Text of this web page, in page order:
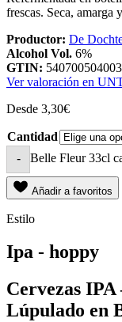
frescas. Seca, amarga
Productor: De
Alcohol Vol. 6%
GTIN:
Ver valoración en
Desde 3,30€
Cantidad
-
Belle Fleur 33cl
Añadir a favoritos
Estilo
Ipa - hoppy
Cervezas
Lúpulado en